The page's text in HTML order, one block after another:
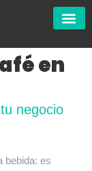
en
negocio
bebida: es